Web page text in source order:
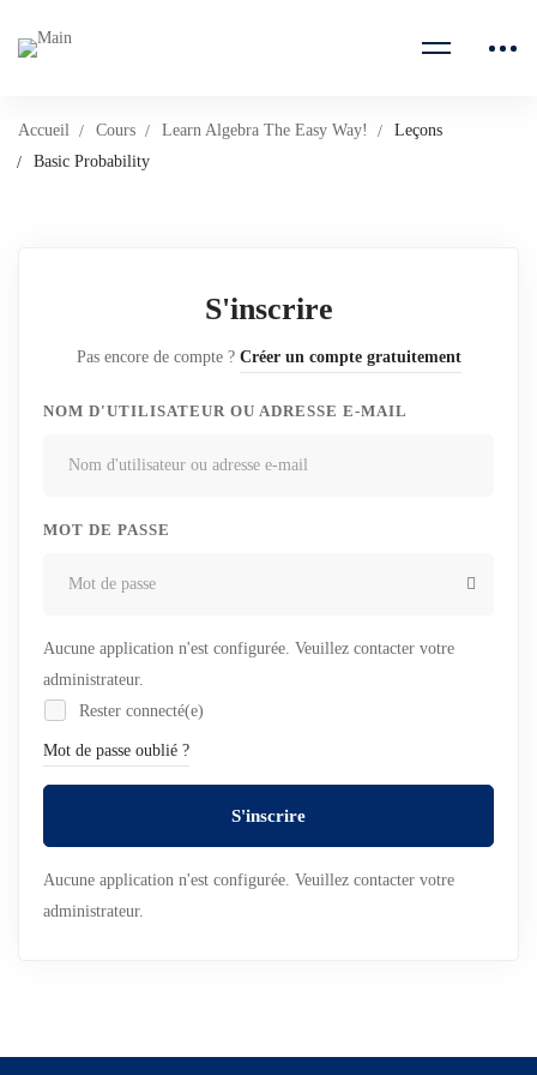
Accueil Cours Learn Algebra The Easy Way!
Leçons
Basic Probability
S'inscrire
Pas encore de compte ? Créer un compte gratuitement
NOM D'UTILISATEUR OU ADRESSE E-MAIL
MOT DE PASSE
Aucune application n'est configurée. Veuillez contacter votre
administrateur.
Rester connecté(e)
Mot de passe oublié ?
S'inscrire
Aucune application n'est configurée. Veuillez contacter votre
administrateur.